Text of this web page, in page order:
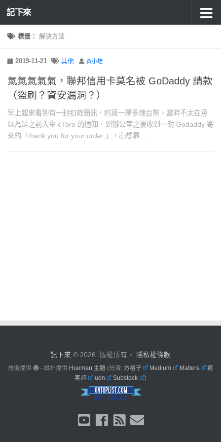
記下來
標籤： 解決方法
2019-11-21 其他 黃小蛙
氣氣氣氣氣，聯邦信用卡莫名被 GoDaddy 請款
（盜刷？資安漏洞？）
早上起來看到有一封扣款簡訊，約莫一萬多塊台幣，當時不太在意
以為是之前入金 eToro 的通知，到辦公室之後收到一封 Godaddy 寄
來的「thank you for your order.」，心想靠...
記下來 © 2026. 版權所有。 隱私權條款
技術提供 - 設計提供 Hueman 主題 (分流: 方格子 Medium Matters
痞
客邦
udn Substack )